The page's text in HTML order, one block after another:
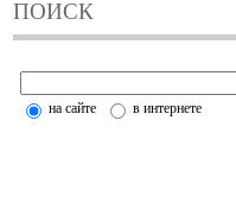
ПОИСК
на сайте в интернете